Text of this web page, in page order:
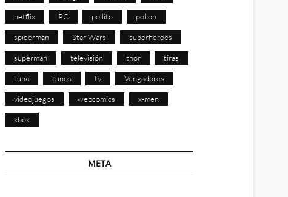
netflix PC pollito pollon
spiderman Star Wars superhéroes
superman televisión thor tiras
tuna tunos tv Vengadores
videojuegos webcomics x-men
xbox
META